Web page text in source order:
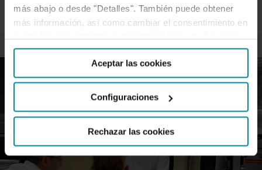
más abajo o desde "Detalles". También puede obtener
más información, así como cambiar el consentimiento en
Aceptar las cookies
Configuraciones
Rechazar las cookies